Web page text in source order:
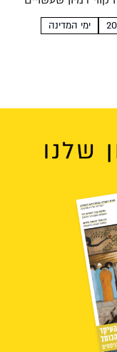
בן-גוריון -
ימי המדינה